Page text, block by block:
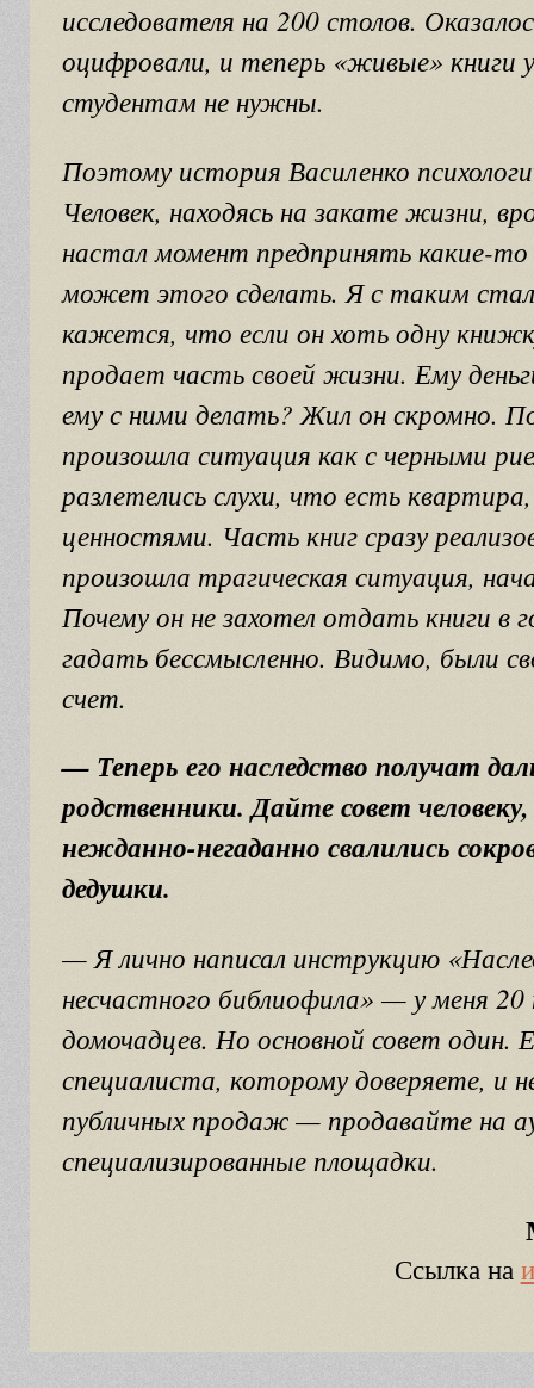
исследователя на 200 столов.
оцифровали, и теперь «живые» книги
студентам не нужны.
Поэтому история Василенко
Человек, находясь на закате жизни,
настал момент предпринять какие-то
может этого сделать. Я с таким
кажется, что если он хоть одну
продает часть своей жизни. Ему
ему с ними делать? Жил он скромно.
произошла ситуация как с черными
разлетелись слухи, что есть
ценностями. Часть книг сразу
произошла трагическая ситуация,
Почему он не захотел отдать книги в
гадать бессмысленно. Видимо, были
счет.
— Теперь его наследство получат
родственники. Дайте совет
нежданно-негаданно свалились
дедушки.
— Я лично написал инструкцию
несчастного библиофила» — у меня 20
домочадцев. Но основной совет один.
специалиста, которому доверяете, и
публичных продаж — продавайте на
специализированные площадки.
Ссылка на